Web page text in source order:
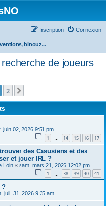
Connexion
Inscription
Conventions, binouzes et recherche de joueurs
de joueurs
2
juin 02, 2026 9:51 pm
1 … 14 15 16 17
des Casusiens et des
et jouer IRL ?
Loin « sam. mars 21, 2026 12:02 pm
1 38 39 40 41
?
juil. 31, 2026 9:35 am